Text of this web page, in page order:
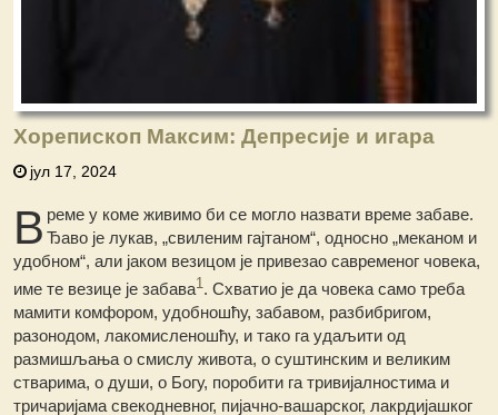
Хорепископ Максим: Депресије и игара
јул 17, 2024
В ремеу коме живимо би се могло назвати време забаве.
Ђаво је лукав, „свиленим гајтаном“, односно „меканом и
удобном“, али јаком везицом је привезао савременог човека,
име те везице је забава1. Схватио је да човека само треба
мамити комфором, удобношћу, забавом, разбибригом,
разонодом, лакомисленошћу, и тако га удаљити од
размишљања о смислу живота, о суштинским и великим
стварима, о души, о Богу, поробити га тривијалностима и
тричаријама свекодневног, пијачно-вашарског, лакрдијашког